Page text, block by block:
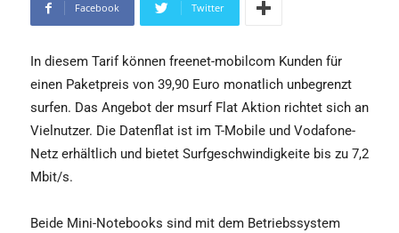
Facebook Twitter
In diesem Tarif können freenet-mobilcom Kunden für
einen Paketpreis von 39,90 Euro monatlich unbegrenzt
surfen. Das Angebot der msurf Flat Aktion richtet sich an
Vielnutzer. Die Datenflat ist im T-Mobile und Vodafone-
Netz erhältlich und bietet Surfgeschwindigkeite bis zu 7,2
Mbit/s.
Beide Mini-Notebooks sind mit dem Betriebssystem